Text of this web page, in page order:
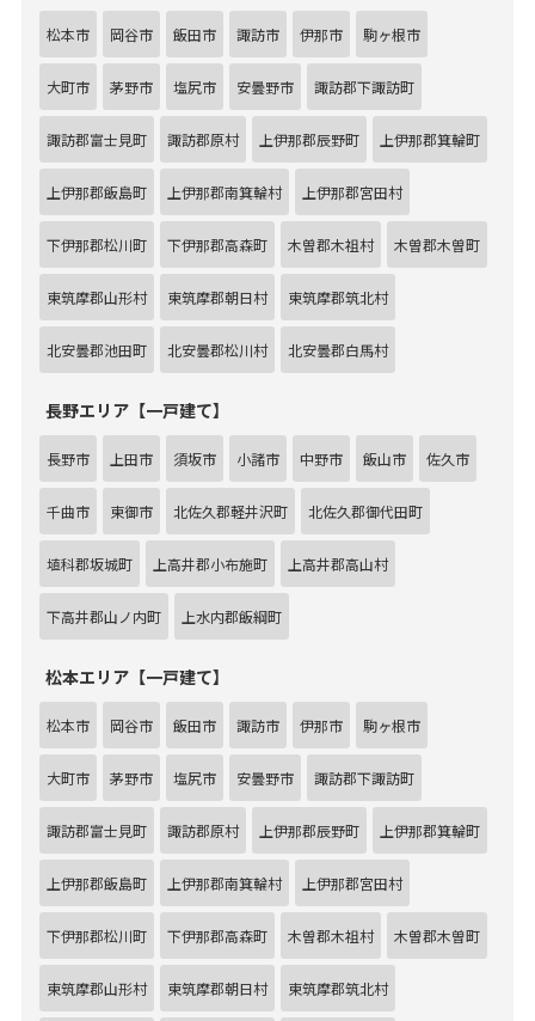
松本市 岡谷市 飯田市 諏訪市 伊那市 駒ヶ根市
大町市 茅野市 塩尻市 安曇野市 諏訪郡下諏訪町
諏訪郡富士見町 諏訪郡原村 上伊那郡辰野町 上伊那郡箕輪町
上伊那郡飯島町 上伊那郡南箕輪村 上伊那郡宮田村
下伊那郡松川町 下伊那郡高森町 木曽郡木祖村 木曽郡木曽町
東筑摩郡山形村 東筑摩郡朝日村 東筑摩郡筑北村
北安曇郡池田町 北安曇郡松川村 北安曇郡白馬村
長野エリア【一戸建て】
長野市 上田市 須坂市 小諸市 中野市 飯山市 佐久市
千曲市 東御市 北佐久郡軽井沢町 北佐久郡御代田町
埴科郡坂城町 上高井郡小布施町 上高井郡高山村
下高井郡山ノ内町 上水内郡飯綱町
松本エリア【一戸建て】
松本市 岡谷市 飯田市 諏訪市 伊那市 駒ヶ根市
大町市 茅野市 塩尻市 安曇野市 諏訪郡下諏訪町
諏訪郡富士見町 諏訪郡原村 上伊那郡辰野町 上伊那郡箕輪町
上伊那郡飯島町 上伊那郡南箕輪村 上伊那郡宮田村
下伊那郡松川町 下伊那郡高森町 木曽郡木祖村 木曽郡木曽町
東筑摩郡山形村 東筑摩郡朝日村 東筑摩郡筑北村